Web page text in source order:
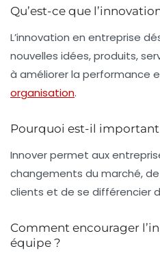
Qu’est-ce que
L’innovation en entreprise
nouvelles idées, produits,
à améliorer la performance
organisation.
Pourquoi est-il important
Innover permet aux
changements du marché,
clients et de se différencier
Comment encourager
équipe ?